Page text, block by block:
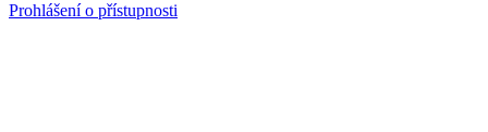
Prohlášení o přístupnosti